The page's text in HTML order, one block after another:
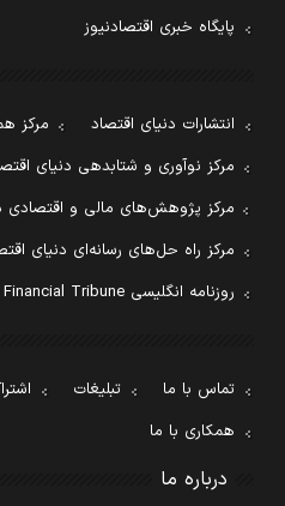
پایگاه خبری اقتصادنیوز
انتشارات دنیای اقتصاد
مرکز
مرکز نوآوری و شتابدهی دنیای
مرکز پژوهش‌های مالی و اقتصادی
مرکز راه حل‌های رسانه‌ای دنیای
روزنامه انگلیسی Financial Tribune
تماس با ما تبلیغات
همکاری با ما
درباره ما